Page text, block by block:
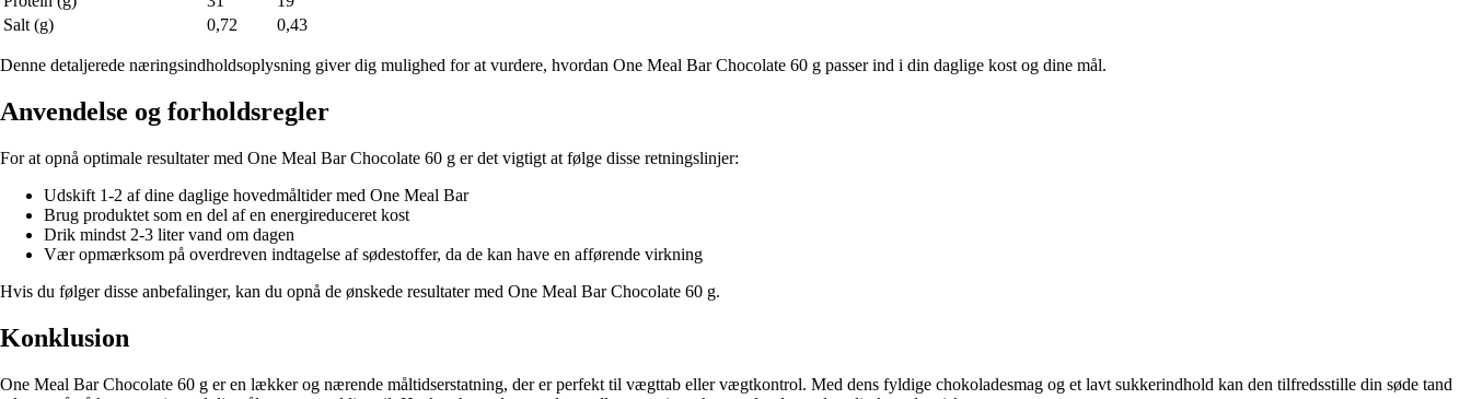
Salt (g)
0,72 0,43
Denne detaljerede næringsindholdsoplysning giver dig mulighed for at vurdere, hvordan One Meal Bar Chocolate 60 g passer ind i din daglige kost og dine mål.
Anvendelse og forholdsregler
For at opnå optimale resultater med One Meal Bar Chocolate 60 g er det vigtigt at følge disse retningslinjer:
Udskift 1-2 af dine daglige hovedmåltider med One Meal Bar
Brug produktet som en del af en energireduceret kost
Drik mindst 2-3 liter vand om dagen
Vær opmærksom på overdreven indtagelse af sødestoffer, da de kan have en afførende virkning
Hvis du følger disse anbefalinger, kan du opnå de ønskede resultater med One Meal Bar Chocolate 60 g.
Konklusion
One Meal Bar Chocolate 60 g er en lækker og nærende måltidserstatning, der er perfekt til vægttab eller vægtkontrol. Med dens fyldige chokoladesmag og et lavt sukkerindhold kan den tilfredsstille din søde tand